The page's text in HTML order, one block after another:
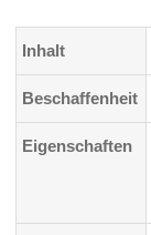
Inhalt
Beschaffenheit
Eigenschaften